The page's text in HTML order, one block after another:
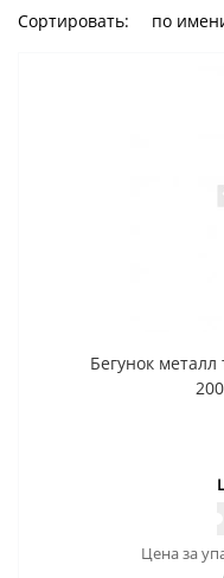
Сортировать: по
Бегунок
Цена за